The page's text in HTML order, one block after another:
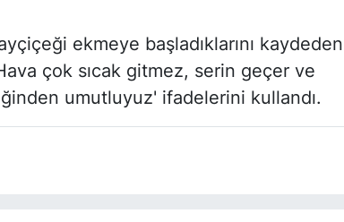
ekmeye başladıklarını kaydeden
çok sıcak gitmez, serin geçer ve
umutluyuz' ifadelerini kullandı.